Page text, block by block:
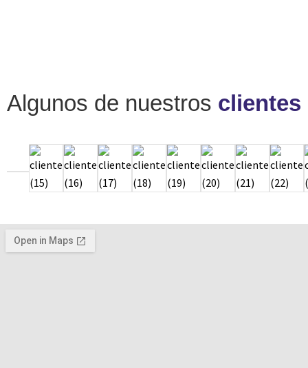
Algunos de nuestros clientes